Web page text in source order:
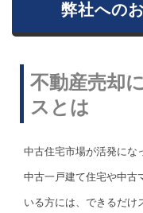
弊社への
不動産売却
スとは
中古住宅市場が活発にな
中古一戸建て住宅や中古
いる方には、できるだけ